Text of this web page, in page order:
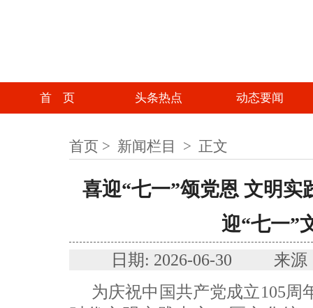
首 页 头条热点 动态要闻
首页 > 新闻栏目 > 正文
喜迎“七一”颂党恩 文明
迎“七一”
日期: 2026-06-30 来
为庆祝中国共产党成立105周